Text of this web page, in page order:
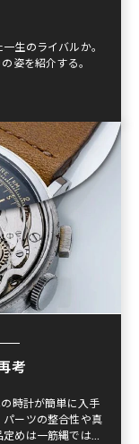
生のライバルか。
姿を紹介する。
考
時計が簡単に入手
ーツの整合性や真
めは一筋縄ではい